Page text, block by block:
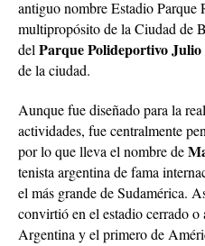
multipropósito de la Ciudad de
delParque Polideportivo
de la ciudad.
actividades, fue centralmente
por lo que lleva el nombre de
tenista argentina de fama
el más grande de Sudamérica.
convirtió en el estadio cerrado o
Argentina y el primero de
corredizo.